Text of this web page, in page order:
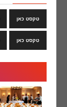
טקסט כאן
טקסט כאן